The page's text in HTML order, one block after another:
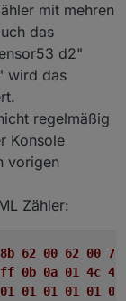
mit mehren
das
d2"
wird das
regelmäßig
Konsole
vorigen
Zähler:
62 00 62 00
0a 01 4c 47
01 01 01 01